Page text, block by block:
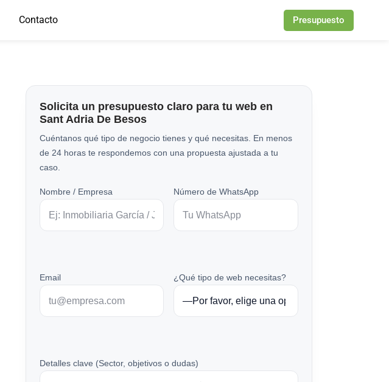
Contacto Presupuesto
Solicita un presupuesto claro para tu web en
Sant Adria De Besos
Cuéntanos qué tipo de negocio tienes y qué necesitas. En menos
de 24 horas te respondemos con una propuesta ajustada a tu
caso.
Nombre / Empresa Número de WhatsApp
Email ¿Qué tipo de web necesitas?
Detalles clave (Sector, objetivos o dudas)